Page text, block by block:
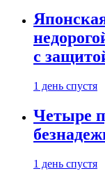
с
1 день спустя
Четыре
1 день спустя